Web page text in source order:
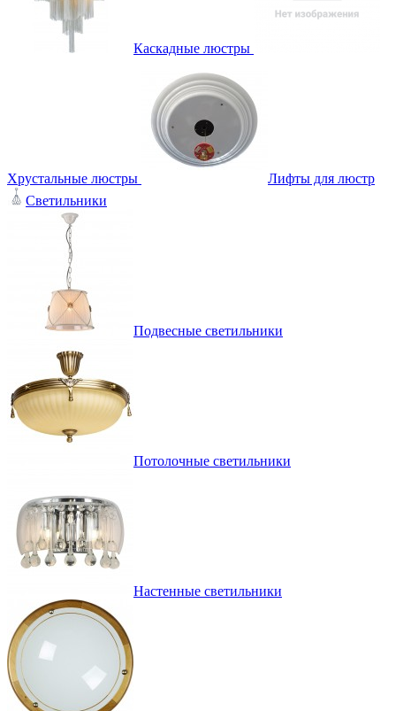
Каскадные люстры
Хрустальные люстры
Лифты для люстр
Светильники
Подвесные светильники
Потолочные светильники
Настенные светильники